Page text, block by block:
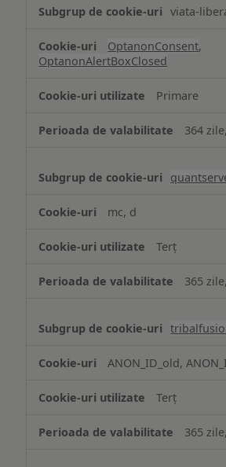
viata-
OptanonConsent,
OptanonAlertBoxClosed
Primare
364
mc, d
Terț
365
ANON_ID_old,
Terț
365